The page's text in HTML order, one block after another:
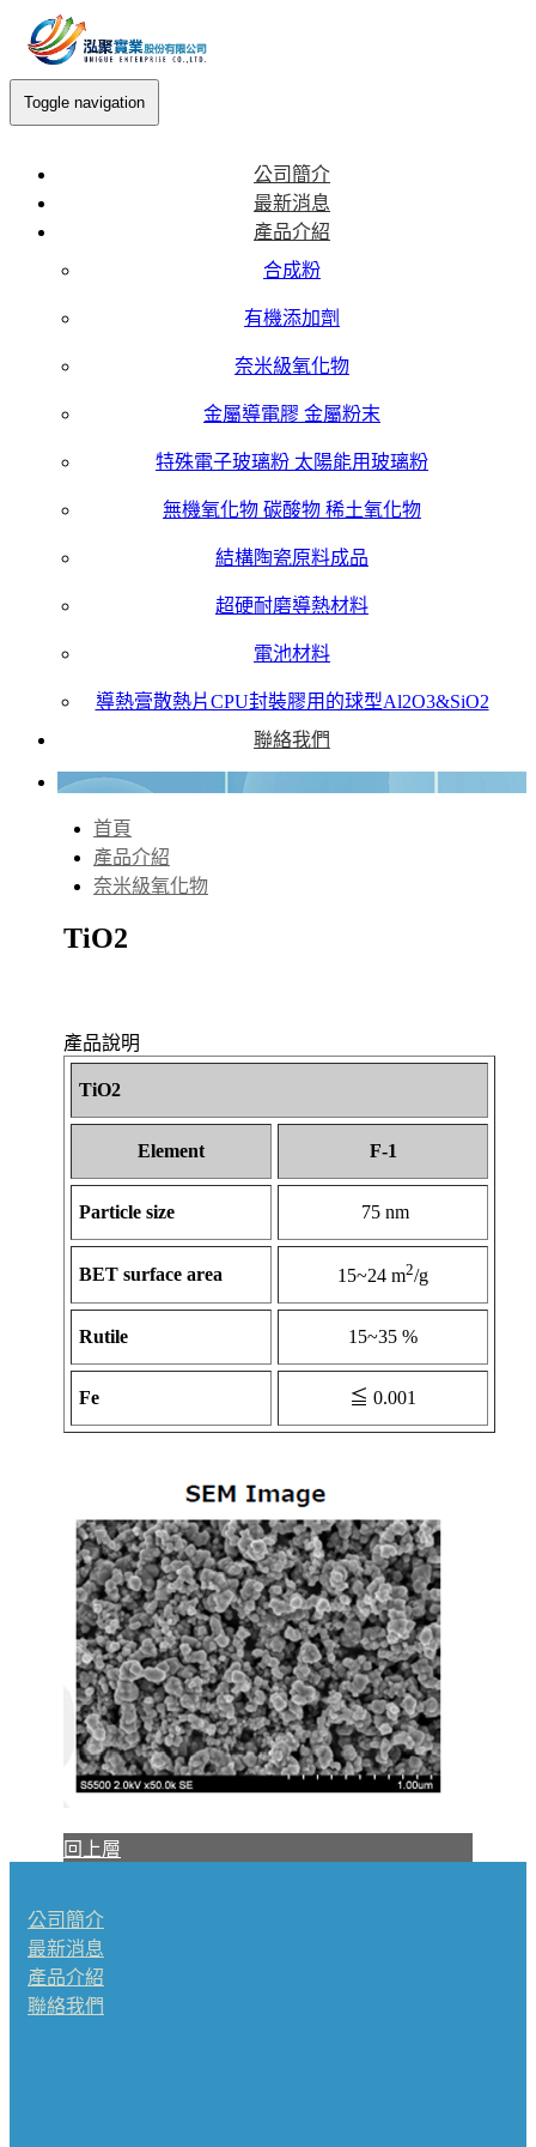
Toggle navigation
公司簡介
最新消息
產品介紹
合成粉
有機添加劑
奈米級氧化物
金屬導電膠 金屬粉末
特殊電子玻璃粉 太陽能用玻璃粉
無機氧化物 碳酸物 稀土氧化物
結構陶瓷原料成品
超硬耐磨導熱材料
電池材料
導熱膏散熱片CPU封裝膠用的球型Al2O3&SiO2
聯絡我們
首頁
產品介紹
奈米級氧化物
TiO2
產品說明
TiO2
Element F-1
Particle size 75 nm
BET surface area 15~24 m2/g
Rutile 15~35 %
Fe ≦ 0.001
回上層
公司簡介
最新消息
產品介紹
聯絡我們